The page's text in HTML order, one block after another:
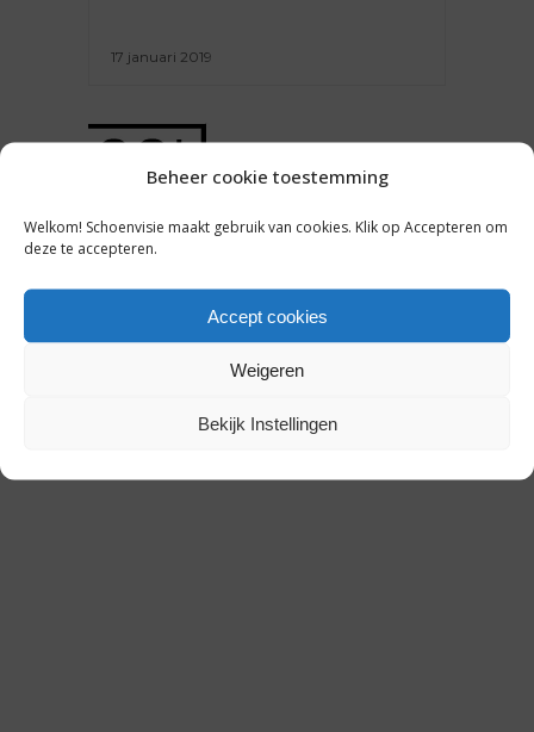
Beheer cookie toestemming
Welkom! Schoenvisie maakt gebruik van cookies. Klik op Accepteren om
deze te accepteren.
Accept cookies
Weigeren
Bekijk Instellingen
17 januari 2019
VIJF VRAGEN AAN GEERT VAN
VAN LIER [INTERVIEW] *